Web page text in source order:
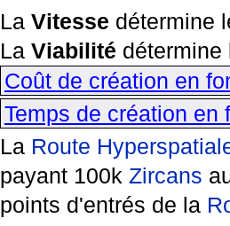
La Vitesse détermine
La Viabilité
Coût de création en
Temps de création
La Route
payant 100k Zircans
points d'entrés de la